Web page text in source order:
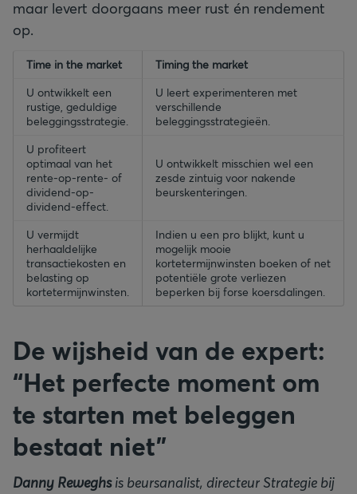
maar levert doorgaans meer rust én rendement
op.
empty-header empty-header
Time in the market
Timing the market
U ontwikkelt een
rustige, geduldige
beleggingsstrategie.
U leert experimenteren met
verschillende
beleggingsstrategieën.
U profiteert
optimaal van het
rente-op-rente- of
dividend-op-
dividend-effect.
U ontwikkelt misschien wel een
zesde zintuig voor nakende
beurskenteringen.
U vermijdt
herhaaldelijke
transactiekosten en
belasting op
kortetermijnwinsten.
Indien u een pro blijkt, kunt u
mogelijk mooie
kortetermijnwinsten boeken of net
potentiële grote verliezen
beperken bij forse koersdalingen.
De wijsheid van de expert:
“Het perfecte moment om
te starten met beleggen
bestaat niet”
Danny Reweghsis beursanalist, directeur Strategie bij